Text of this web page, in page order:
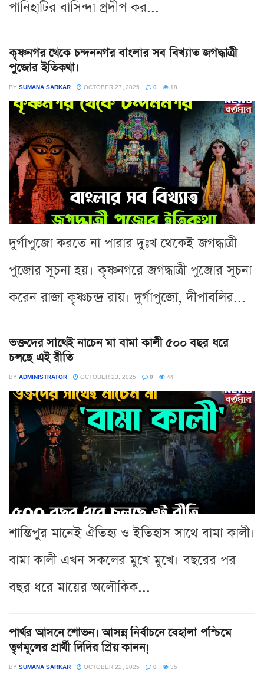
পানিহাটির বাসিন্দা প্রদীপ কর...
কৃষ্ণনগর থেকে চন্দননগর বাংলার সব বিখ্যাত জগদ্ধাত্রী
পুজোর ইতিকথা।
BY SUMANA SARKAR OCTOBER 27, 2025 0 18
দুর্গাপুজো করতে না পারার দুঃখ থেকেই জগদ্ধাত্রী
পুজোর সূচনা হয়। কৃষ্ণনগরে জগদ্ধাত্রী পুজোর সূচনা
করেন রাজা কৃষ্ণচন্দ্র রায়। দুর্গাপুজো, দীপাবলির...
ভক্তদের সাথেই নাচেন মা বামা কালী ৫০০ বছর ধরে
চলছে এই রীতি
BY ADMINISTRATOR OCTOBER 23, 2025 0 44
শান্তিপুর মানেই ঐতিহ্য ও ইতিহাস সাথে বামা কালী।
বামা কালী এখন সকলের মুখে মুখে। বছরের পর
বছর ধরে মায়ের অলৌকিক...
পার্থর আসনে শোভন। আসন্ন নির্বাচনে বেহালা পশ্চিমে
তৃণমূলের প্রার্থী দিদির প্রিয় কানন!
BY SUMANA SARKAR OCTOBER 22, 2025 0 35